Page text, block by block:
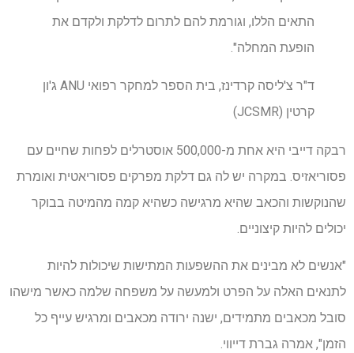
התאים הללו, וגורמת להם לתרום לדלקת ולקדם את
הופעת המחלה".
ד"ר צ'ליסה קרדינז, בית הספר למחקר רפואי ANU ג'ון
קרטין (JCSMR)
רבקה דייבי היא אחת מ-500,000 אוסטרלים לפחות שחיים עם
פסוריאזיס. במקרה יש לה גם דלקת מפרקים פסוריאטית ואומרת
שהנוקשות והכאב שהיא מרגישה כשהיא קמה מהמיטה בבוקר
יכולים להיות קיצוניים.
"אנשים לא מבינים את ההשפעות המתישות שיכולות להיות
לתנאים האלה על הפרט ולמעשה על משפחה שלמה כאשר מישהו
סובל מכאבים מתמידים, ישנה ירודה מכאבים ומרגיש עייף כל
הזמן", אמרה גברת דייווי.